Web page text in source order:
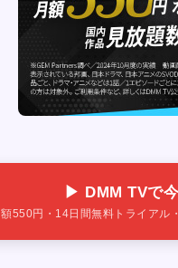
▶ DMM TVで
額550円・14日間無料トライアル